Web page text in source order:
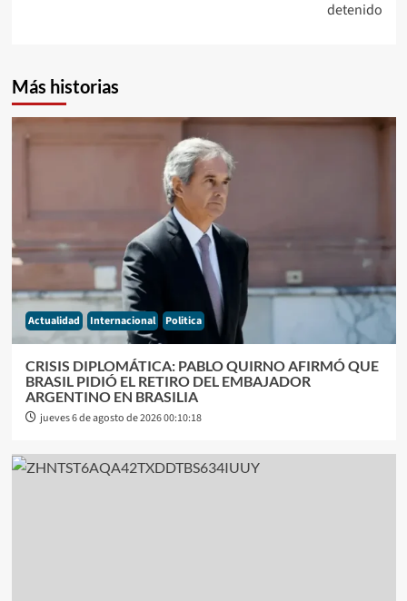
detenido
Más historias
Actualidad Internacional Politica
CRISIS DIPLOMÁTICA: PABLO QUIRNO AFIRMÓ QUE
BRASIL PIDIÓ EL RETIRO DEL EMBAJADOR
ARGENTINO EN BRASILIA
jueves 6 de agosto de 2026 00:10:18